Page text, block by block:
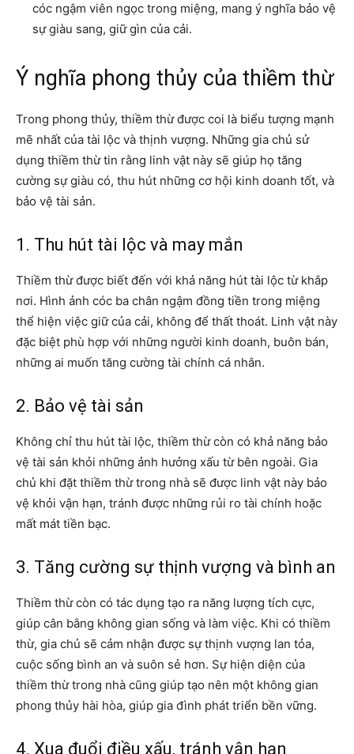
cóc ngậm viên ngọc trong miệng, mang ý nghĩa bảo vệ
sự giàu sang, giữ gìn của cải.
Ý nghĩa phong thủy của thiềm thừ
Trong phong thủy, thiềm thừ được coi là biểu tượng mạnh
mẽ nhất của tài lộc và thịnh vượng. Những gia chủ sử
dụng thiềm thừ tin rằng linh vật này sẽ giúp họ tăng
cường sự giàu có, thu hút những cơ hội kinh doanh tốt, và
bảo vệ tài sản.
1. Thu hút tài lộc và may mắn
Thiềm thừ được biết đến với khả năng hút tài lộc từ khắp
nơi. Hình ảnh cóc ba chân ngậm đồng tiền trong miệng
thể hiện việc giữ của cải, không để thất thoát. Linh vật này
đặc biệt phù hợp với những người kinh doanh, buôn bán,
những ai muốn tăng cường tài chính cá nhân.
2. Bảo vệ tài sản
Không chỉ thu hút tài lộc, thiềm thừ còn có khả năng bảo
vệ tài sản khỏi những ảnh hưởng xấu từ bên ngoài. Gia
chủ khi đặt thiềm thừ trong nhà sẽ được linh vật này bảo
vệ khỏi vận hạn, tránh được những rủi ro tài chính hoặc
mất mát tiền bạc.
3. Tăng cường sự thịnh vượng và bình an
Thiềm thừ còn có tác dụng tạo ra năng lượng tích cực,
giúp cân bằng không gian sống và làm việc. Khi có thiềm
thừ, gia chủ sẽ cảm nhận được sự thịnh vượng lan tỏa,
cuộc sống bình an và suôn sẻ hơn. Sự hiện diện của
thiềm thừ trong nhà cũng giúp tạo nên một không gian
phong thủy hài hòa, giúp gia đình phát triển bền vững.
4. Xua đuổi điều xấu, tránh vận hạn